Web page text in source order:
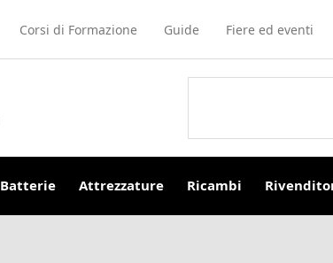
Corsi di Formazione Guide Fiere ed eventi
Batterie Attrezzature Ricambi